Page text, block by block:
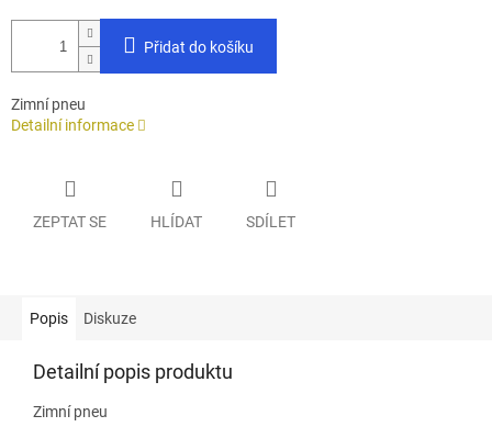
Přidat do košíku
Zimní pneu
Detailní informace
ZEPTAT SE HLÍDAT SDÍLET
Popis Diskuze
Detailní popis produktu
Zimní pneu